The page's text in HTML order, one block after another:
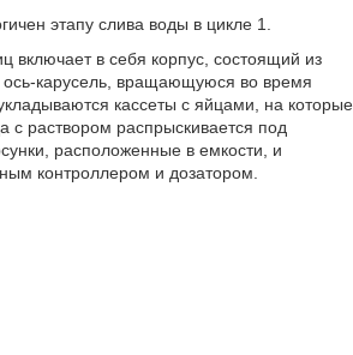
этапу слива воды в цикле 1.
включает в себя корпус, состоящий из
ось-карусель, вращающуюся во время
кассеты с яйцами, на которые
с раствором распрыскивается под
расположенные в емкости, и
контроллером и дозатором.